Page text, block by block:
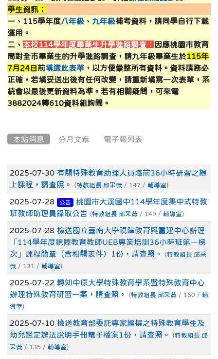
學生資訊：
一、115學年度八年級 、 九年級補考資料，請同學自行下載
運用。
二、 本校114學年度畢業生升學進路調查： 因應桃園市教育
局對全市畢業生的升學進路調查，請九年級畢業生於115年
7月24日前填選此表單 ，以方便彙整所有資料。資料請務必
正確，若填妥送出後有任何改變，請重新填寫一次表單，系
統會以最後更新資料為準。若有相關疑問，可來電
3882024轉610資料組詢問。
本站消息 分月文章 電子報列表
文章列表
2025-07-30 有關特殊教育助理人員職前36小時研習之線
上課程，請查照。
(特教組長 邱采薇 / 147 / 輔導室)
2025-07-28 公告
桃園市大溪國中114學年度集中式特教
班教師助理員錄取公告 (特教組長 邱采薇 / 149 / 輔導室)
2025-07-28 檢送國立臺南大學視障教育與重建中心辦理
「114學年度視障教育教師UEB專業培訓36小時班第一梯
次」課程簡章（含相關表件）1份，請查照。
(特教組長 邱采
薇 / 131 / 輔導室)
2025-07-22 轉知中原大學特殊教育學系暨特殊教育中心
辦理特殊教育研習一案，請查照。
(特教組長 邱采薇 / 160 / 輔
導室)
2025-07-10 檢送教育部委託專家編撰之特殊教育學生及
幼兒鑑定辦法說明手冊電子檔案1份，請查照。
(特教組長 邱
采薇 / 135 / 輔導室)